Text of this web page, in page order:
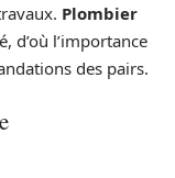
Plombier
d’où l’importance
des pairs.